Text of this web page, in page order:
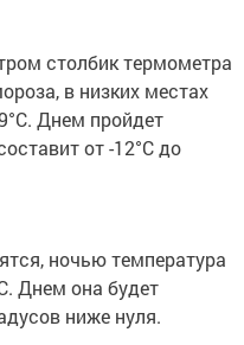
столбик термометра
в низких местах
Днем пройдет
от -12°С до
ночью температура
Днем она будет
ниже нуля.